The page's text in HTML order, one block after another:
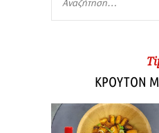
ΚΡΟΥΤΟΝ